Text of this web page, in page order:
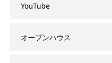
YouTube
オープンハウス